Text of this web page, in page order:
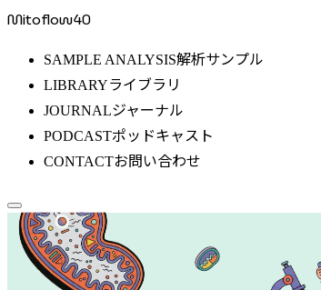
Mitoflow40
SAMPLE ANALYSIS解析サンプル
LIBRARYライブラリ
JOURNALジャーナル
PODCASTポッドキャスト
CONTACTお問い合わせ